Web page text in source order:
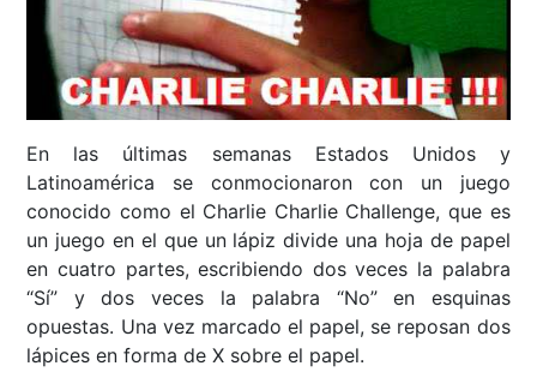
En las últimas semanas Estados Unidos y
Latinoamérica se conmocionaron con un juego
conocido como el Charlie Charlie Challenge, que es
un juego en el que un lápiz divide una hoja de papel
en cuatro partes, escribiendo dos veces la palabra
“Sí” y dos veces la palabra “No” en esquinas
opuestas. Una vez marcado el papel, se reposan dos
lápices en forma de X sobre el papel.